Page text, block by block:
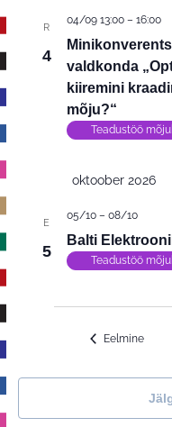
R
4
valdkonda
kiiremini
mõju?“
04/09 13:00– 16:00
Teadustöö
oktoober 2026
E
5
Balti
05/10– 08/10
Teadustöö
Eelmine